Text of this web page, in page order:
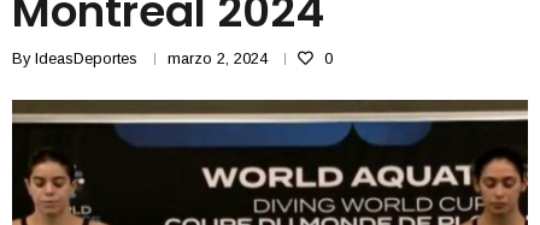
By IdeasDeportes marzo 2, 2024 0